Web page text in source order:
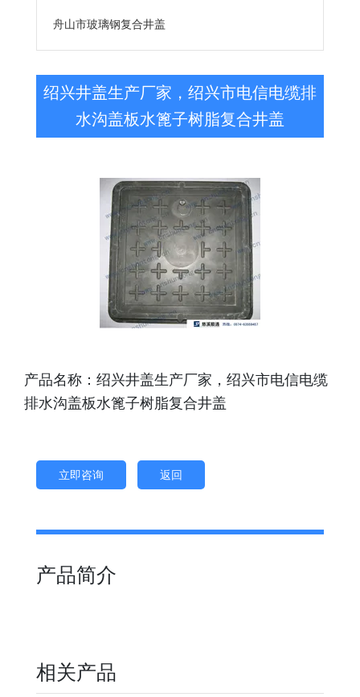
舟山市玻璃钢复合井盖
绍兴井盖生产厂家，绍兴市电信电缆排
水沟盖板水篦子树脂复合井盖
产品名称：绍兴井盖生产厂家，绍兴市电信电缆
排水沟盖板水篦子树脂复合井盖
立即咨询 返回
产品简介
相关产品